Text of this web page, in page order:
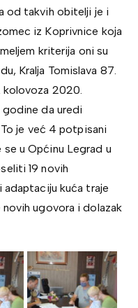
od takvih obitelji je i
iz Koprivnice koja
kriterija oni su
Kralja Tomislava 87.
kolovoza 2020.
godine da uredi
je već 4 potpisani
u Općinu Legrad u
19 novih
adaptaciju kuća traje
ugovora i dolazak